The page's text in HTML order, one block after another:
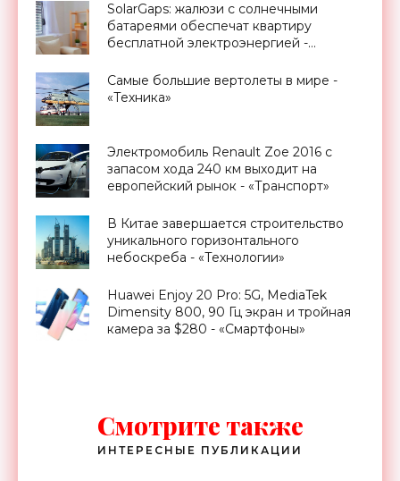
SolarGaps: жалюзи с солнечными
батареями обеспечат квартиру
бесплатной электроэнергией -
Самые большие вертолеты в мире -
«Техника»
Электромобиль Renault Zoe 2016 с
запасом хода 240 км выходит на
европейский рынок - «Транспорт»
В Китае завершается строительство
уникального горизонтального
небоскреба - «Технологии»
Huawei Enjoy 20 Pro: 5G, MediaTek
Dimensity 800, 90 Гц экран и тройная
камера за $280 - «Смартфоны»
Смотрите также
ИНТЕРЕСНЫЕ ПУБЛИКАЦИИ